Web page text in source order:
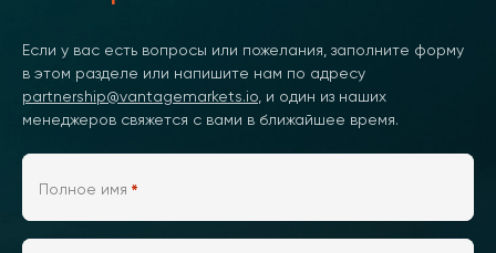
Если у вас есть вопросы или пожелания, заполните форму
в этом разделе или напишите нам по адресу
partnership@vantagemarkets.io, и один из наших
менеджеров свяжется с вами в ближайшее время.
Полное имя *